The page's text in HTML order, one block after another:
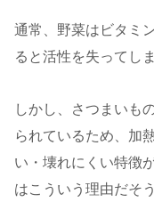
通常、野菜はビタミ
ると活性を失ってし
しかし、さつまいも
られているため、加
い・壊れにくい特徴
はこういう理由だそ